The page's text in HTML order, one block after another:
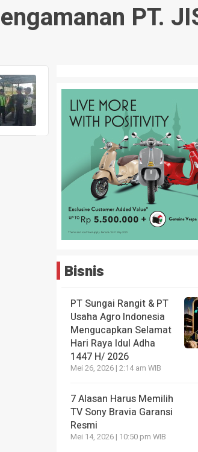
PT.
Bisnis
PT Sungai Rangit & PT
Usaha Agro Indonesia
Mengucapkan Selamat
Hari Raya Idul Adha
1447 H/ 2026
Mei 26, 2026 | 2:14 am WIB
7 Alasan Harus Memilih
TV Sony Bravia Garansi
Resmi
Mei 14, 2026 | 10:50 pm WIB